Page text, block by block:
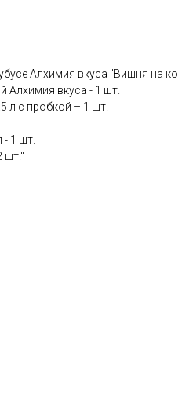
Алхимия вкуса "Вишня на
Алхимия вкуса - 1 шт.
л с пробкой – 1 шт.
- 1 шт.
шт."